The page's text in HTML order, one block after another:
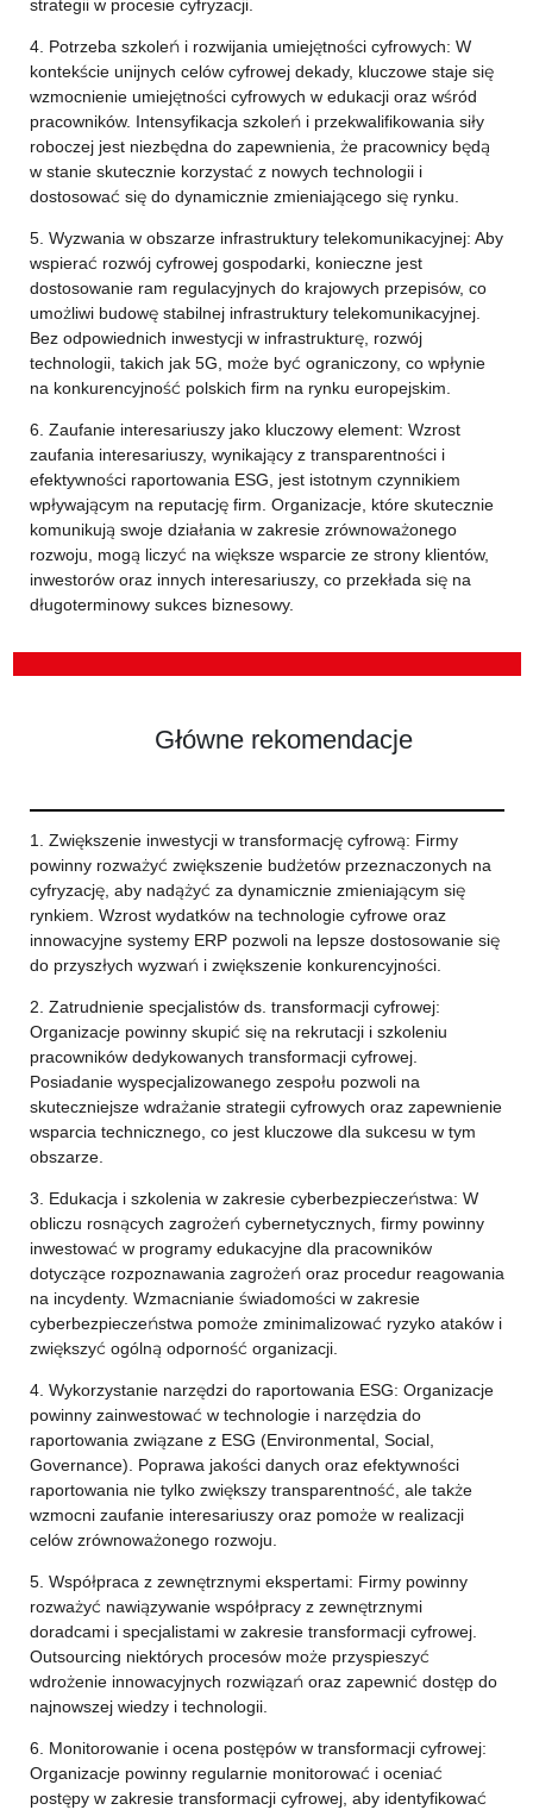
strategii w procesie cyfryzacji.
4. Potrzeba szkoleń i rozwijania umiejętności cyfrowych: W
kontekście unijnych celów cyfrowej dekady, kluczowe staje się
wzmocnienie umiejętności cyfrowych w edukacji oraz wśród
pracowników. Intensyfikacja szkoleń i przekwalifikowania siły
roboczej jest niezbędna do zapewnienia, że pracownicy będą
w stanie skutecznie korzystać z nowych technologii i
dostosować się do dynamicznie zmieniającego się rynku.
5. Wyzwania w obszarze infrastruktury telekomunikacyjnej: Aby
wspierać rozwój cyfrowej gospodarki, konieczne jest
dostosowanie ram regulacyjnych do krajowych przepisów, co
umożliwi budowę stabilnej infrastruktury telekomunikacyjnej.
Bez odpowiednich inwestycji w infrastrukturę, rozwój
technologii, takich jak 5G, może być ograniczony, co wpłynie
na konkurencyjność polskich firm na rynku europejskim.
6. Zaufanie interesariuszy jako kluczowy element: Wzrost
zaufania interesariuszy, wynikający z transparentności i
efektywności raportowania ESG, jest istotnym czynnikiem
wpływającym na reputację firm. Organizacje, które skutecznie
komunikują swoje działania w zakresie zrównoważonego
rozwoju, mogą liczyć na większe wsparcie ze strony klientów,
inwestorów oraz innych interesariuszy, co przekłada się na
długoterminowy sukces biznesowy.
Główne rekomendacje
1. Zwiększenie inwestycji w transformację cyfrową: Firmy
powinny rozważyć zwiększenie budżetów przeznaczonych na
cyfryzację, aby nadążyć za dynamicznie zmieniającym się
rynkiem. Wzrost wydatków na technologie cyfrowe oraz
innowacyjne systemy ERP pozwoli na lepsze dostosowanie się
do przyszłych wyzwań i zwiększenie konkurencyjności.
2. Zatrudnienie specjalistów ds. transformacji cyfrowej:
Organizacje powinny skupić się na rekrutacji i szkoleniu
pracowników dedykowanych transformacji cyfrowej.
Posiadanie wyspecjalizowanego zespołu pozwoli na
skuteczniejsze wdrażanie strategii cyfrowych oraz zapewnienie
wsparcia technicznego, co jest kluczowe dla sukcesu w tym
obszarze.
3. Edukacja i szkolenia w zakresie cyberbezpieczeństwa: W
obliczu rosnących zagrożeń cybernetycznych, firmy powinny
inwestować w programy edukacyjne dla pracowników
dotyczące rozpoznawania zagrożeń oraz procedur reagowania
na incydenty. Wzmacnianie świadomości w zakresie
cyberbezpieczeństwa pomoże zminimalizować ryzyko ataków i
zwiększyć ogólną odporność organizacji.
4. Wykorzystanie narzędzi do raportowania ESG: Organizacje
powinny zainwestować w technologie i narzędzia do
raportowania związane z ESG (Environmental, Social,
Governance). Poprawa jakości danych oraz efektywności
raportowania nie tylko zwiększy transparentność, ale także
wzmocni zaufanie interesariuszy oraz pomoże w realizacji
celów zrównoważonego rozwoju.
5. Współpraca z zewnętrznymi ekspertami: Firmy powinny
rozważyć nawiązywanie współpracy z zewnętrznymi
doradcami i specjalistami w zakresie transformacji cyfrowej.
Outsourcing niektórych procesów może przyspieszyć
wdrożenie innowacyjnych rozwiązań oraz zapewnić dostęp do
najnowszej wiedzy i technologii.
6. Monitorowanie i ocena postępów w transformacji cyfrowej:
Organizacje powinny regularnie monitorować i oceniać
postępy w zakresie transformacji cyfrowej, aby identyfikować